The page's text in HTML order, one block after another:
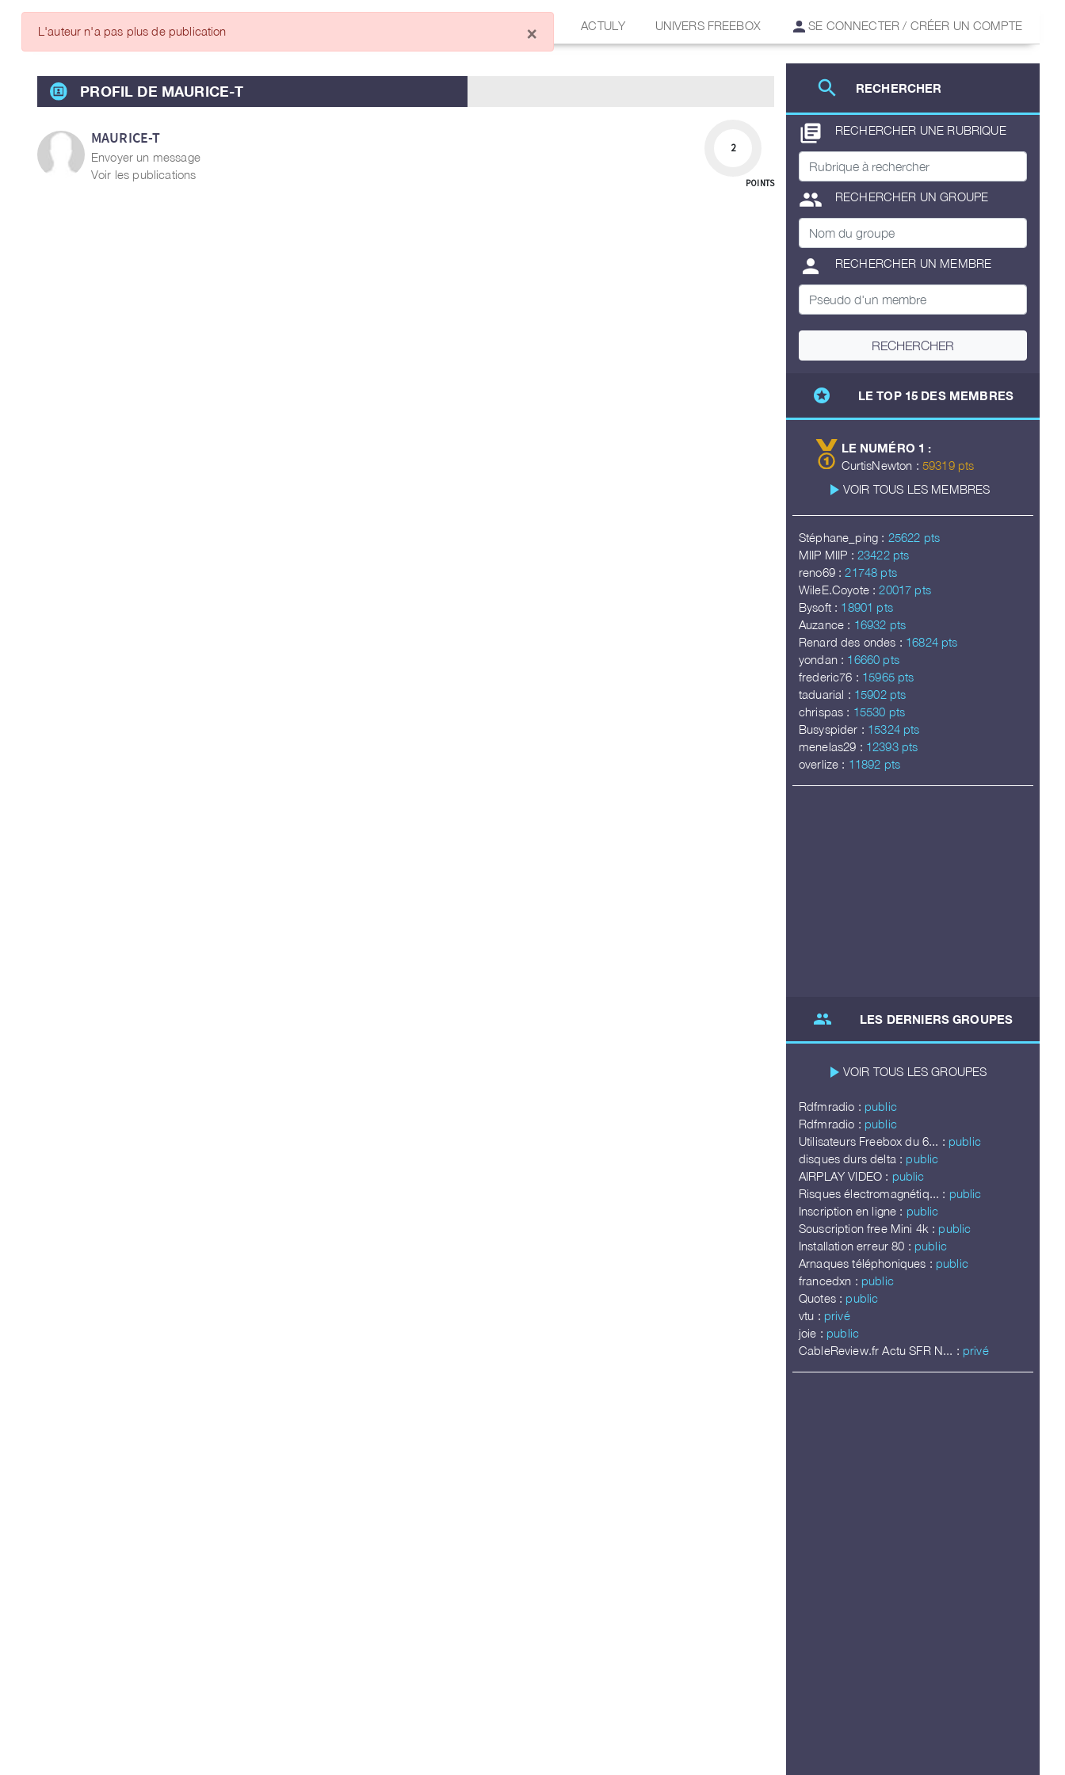
ARTICLES DES MEMBRES ACTULY UNIVERS FREEBOX SE CONNECTER / CRÉER UN COMPTE
search RECHERCHER
library_books RECHERCHER UNE RUBRIQUE
group RECHERCHER UN GROUPE
person RECHERCHER UN MEMBRE
RECHERCHER
stars LE TOP 15 DES MEMBRES
LE NUMÉRO 1 :
CurtisNewton : 59319 pts
play_arrow VOIR TOUS LES MEMBRES
Stéphane_ping : 25622 pts
MIIP MIIP : 23422 pts
reno69 : 21748 pts
WileE.Coyote : 20017 pts
Bysoft : 18901 pts
Auzance : 16932 pts
Renard des ondes : 16824 pts
yondan : 16660 pts
frederic76 : 15965 pts
taduarial : 15902 pts
chrispas : 15530 pts
Busyspider : 15324 pts
menelas29 : 12393 pts
overlize : 11892 pts
group LES DERNIERS GROUPES
play_arrow VOIR TOUS LES GROUPES
Rdfmradio : public
Rdfmradio : public
Utilisateurs Freebox du 6... : public
disques durs delta : public
AIRPLAY VIDEO : public
Risques électromagnétiq... : public
Inscription en ligne : public
Souscription free Mini 4k : public
Installation erreur 80 : public
Arnaques téléphoniques : public
francedxn : public
Quotes : public
vtu : privé
joie : public
CableReview.fr Actu SFR N... : privé
PROFIL DE MAURICE-T
MAURICE-T
Envoyer un message
Voir les publications
2
POINTS
L'auteur n'a pas plus de publication ×